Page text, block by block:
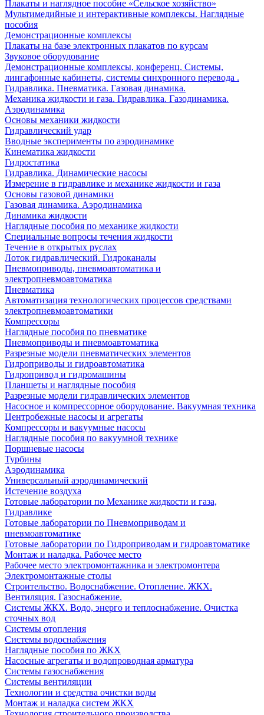
Плакаты и наглядное пособие «Сельское хозяйство»
Мультимедийные и интерактивные комплексы. Наглядные
пособия
Демонстрационные комплексы
Плакаты на базе электронных плакатов по курсам
Звуковое оборудование
Демонстрационные комплексы, конференц. Системы,
лингафонные кабинеты, системы синхронного перевода .
Гидравлика. Пневматика. Газовая динамика.
Механика жидкости и газа. Гидравлика. Газодинамика.
Аэродинамика
Основы механики жидкости
Гидравлический удар
Вводные эксперименты по аэродинамике
Кинематика жидкости
Гидростатика
Гидравлика. Динамические насосы
Измерение в гидравлике и механике жидкости и газа
Основы газовой динамики
Газовая динамика. Аэродинамика
Динамика жидкости
Наглядные пособия по механике жидкости
Специальные вопросы течения жидкости
Течение в открытых руслах
Лоток гидравлический. Гидроканалы
Пневмоприводы, пневмоавтоматика и
электропневмоавтоматика
Пневматика
Автоматизация технологических процессов средствами
электропневмоавтоматики
Компрессоры
Наглядные пособия по пневматике
Пневмоприводы и пневмоавтоматика
Разрезные модели пневматических элементов
Гидроприводы и гидроавтоматика
Гидропривод и гидромашины
Планшеты и наглядные пособия
Разрезные модели гидравлических элементов
Насосное и компрессорное оборудование. Вакуумная техника
Центробежные насосы и агрегаты
Компрессоры и вакуумные насосы
Наглядные пособия по вакуумной технике
Поршневые насосы
Турбины
Аэродинамика
Универсальный аэродинамический
Истечение воздуха
Готовые лаборатории по Механике жидкости и газа,
Гидравлике
Готовые лаборатории по Пневмоприводам и
пневмоавтоматике
Готовые лаборатории по Гидроприводам и гидроавтоматике
Монтаж и наладка. Рабочее место
Рабочее место электромонтажника и электромонтера
Электромонтажные столы
Строительство. Водоснабжение. Отопление. ЖКХ.
Вентиляция. Газоснабжение.
Системы ЖКХ. Водо, энерго и теплоснабжение. Очистка
сточных вод
Системы отопления
Системы водоснабжения
Наглядные пособия по ЖКХ
Насосные агрегаты и водопроводная арматура
Системы газоснабжения
Системы вентиляции
Технологии и средства очистки воды
Монтаж и наладка систем ЖКХ